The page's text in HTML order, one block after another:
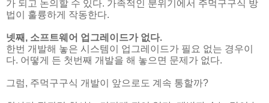
가 되고 논의할 수 있다. 가족적인 분위기에서 주먹구구식 방
법이 훌륭하게 작동한다.
넷째, 소프트웨어 업그레이드가 없다.
한번 개발해 놓은 시스템이 업그레이드가 필요 없는 경우이
다. 어떻게 든 첫번째 개발을 해 놓으면 문제가 없다.
그럼, 주먹구구식 개발이 앞으로도 계속 통할까?